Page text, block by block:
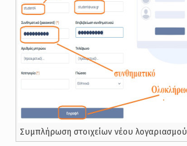
Συμπλήρωση στοιχείων νέου λογαριασμού